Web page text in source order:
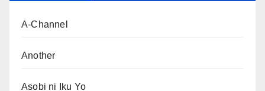
A-Channel
Another
Asobi ni Iku Yo